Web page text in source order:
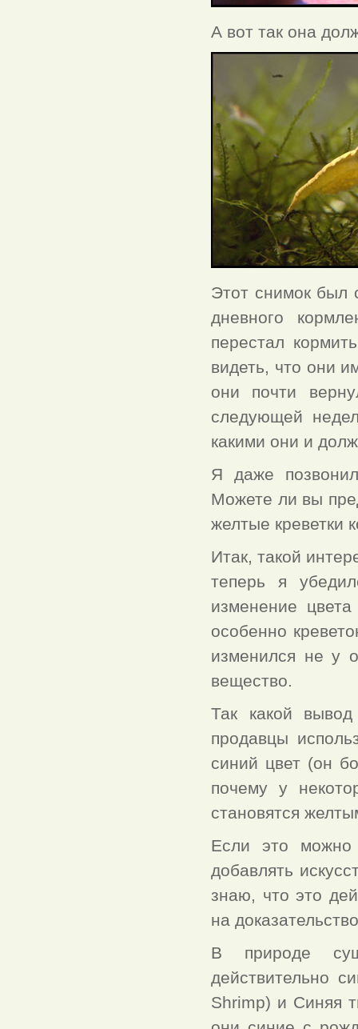
А вот так она
Этот снимок был
дневного
перестал
видеть, что они
они почти
следующей
какими они и
Я даже
Можете ли вы
желтые креветки
Итак, такой
теперь я
изменение
особенно
изменился не у
вещество.
Так какой
продавцы
синий цвет (он
почему у
становятся
Если это можно
добавлять
знаю, что это
на
В природе
действительно
Shrimp) и Синяя